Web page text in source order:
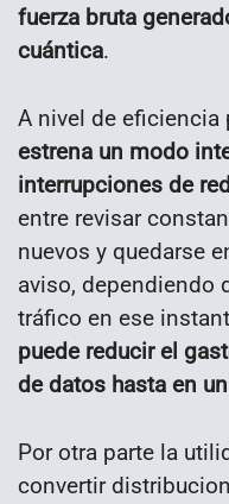
fuerza bruta
cuántica.
A nivel de eficiencia
estrena un modo
interrupciones de
entre revisar
nuevos y quedarse
aviso, dependiendo
tráfico en ese
puede reducir el
de datos hasta en
Por otra parte la
convertir